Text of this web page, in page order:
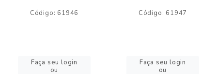
Código: 61946
Faça seu login
ou
Código: 61947
Faça seu login
ou